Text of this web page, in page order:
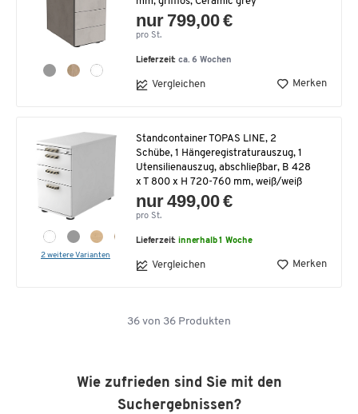
nur 799,00 €
pro St.
Lieferzeit:ca. 6 Wochen
Vergleichen Merken
2 weitere Varianten
Standcontainer TOPAS LINE, 2
Schübe, 1 Hängeregistraturauszug, 1
Utensilienauszug, abschließbar, B 428
x T 800 x H 720-760 mm, weiß/weiß
nur 499,00 €
pro St.
Lieferzeit:innerhalb 1 Woche
Vergleichen Merken
36 von 36 Produkten
Wie zufrieden sind Sie mit den
Suchergebnissen?